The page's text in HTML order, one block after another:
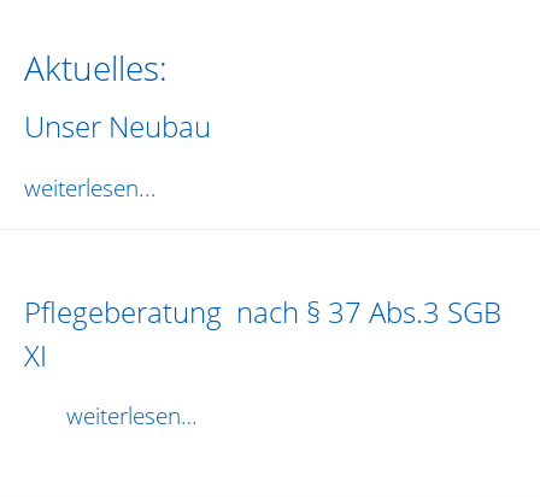
Aktuelles:
Unser Neubau
weiterlesen...
Pflegeberatung nach § 37 Abs.3 SGB
XI
weiterlesen…